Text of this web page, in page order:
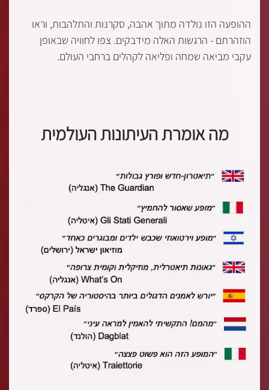
ההופעה הזו נולדה מתוך אהבה, סקרנות והתלהבות, וראו
הוזהרתם - הרגשות האלה מידבקים. צפו לחוויה שבאופן
עקבי מביאה שמחה ופליאה לקהלים ברחבי העולם.
מה אומרת העיתונות העולמית